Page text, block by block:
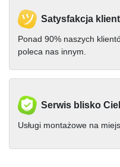
Satysfakcja
Ponad 90% naszych
poleca nas innym.
Serwis blisko
Usługi montażowe na